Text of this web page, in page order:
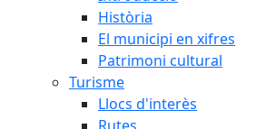
Història
El municipi en xifres
Patrimoni cultural
Turisme
Llocs d'interès